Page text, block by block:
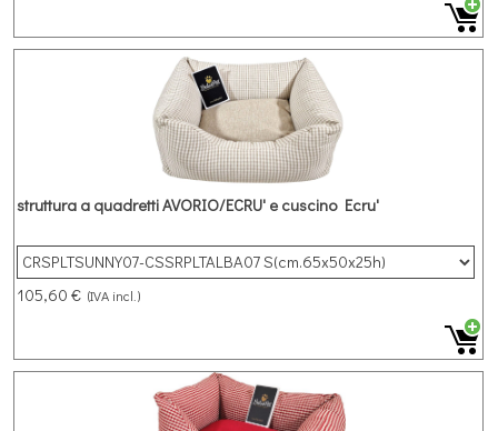
struttura a quadretti AVORIO/ECRU' e cuscino Ecru'
105,60 € (IVA incl.)